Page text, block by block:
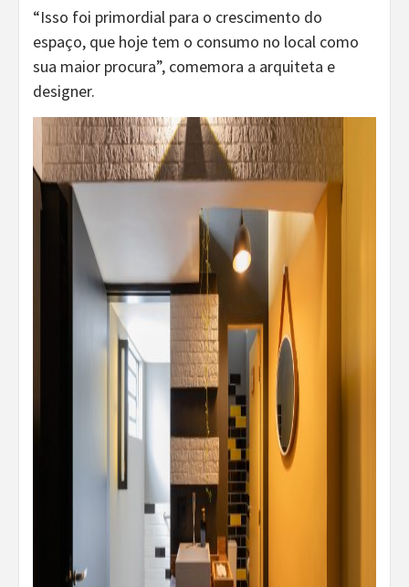
“Isso foi primordial para o crescimento do
espaço, que hoje tem o consumo no local como
sua maior procura”, comemora a arquiteta e
designer.